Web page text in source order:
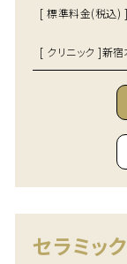
[ 標準料金(税込) ]
[ クリニック ]新宿
セラミッ